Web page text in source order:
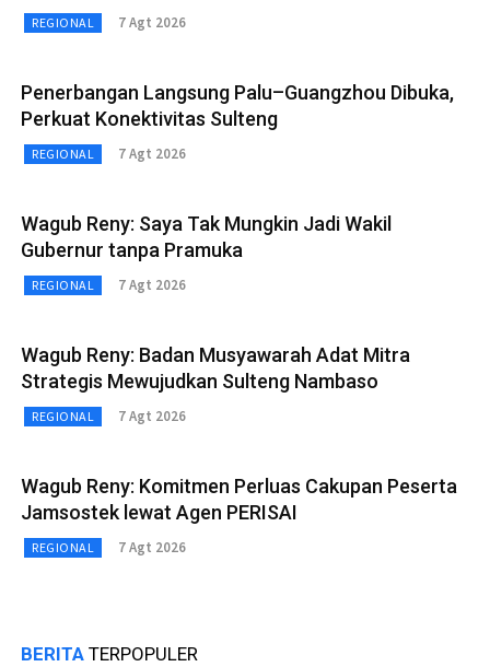
REGIONAL 7 Agt 2026
Penerbangan Langsung Palu–Guangzhou Dibuka,
Perkuat Konektivitas Sulteng
REGIONAL 7 Agt 2026
Wagub Reny: Saya Tak Mungkin Jadi Wakil
Gubernur tanpa Pramuka
REGIONAL 7 Agt 2026
Wagub Reny: Badan Musyawarah Adat Mitra
Strategis Mewujudkan Sulteng Nambaso
REGIONAL 7 Agt 2026
Wagub Reny: Komitmen Perluas Cakupan Peserta
Jamsostek lewat Agen PERISAI
REGIONAL 7 Agt 2026
BERITA TERPOPULER